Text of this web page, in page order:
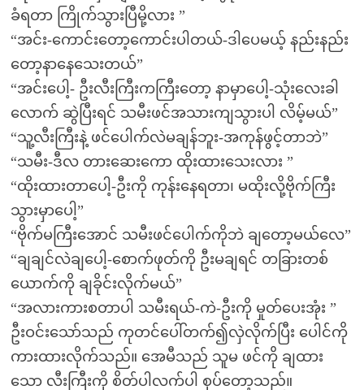
ခံရတာ ကြိုက်သွားပြီမို့လား ”
“အင်း-ကောင်းတော့ကောင်းပါတယ်-ဒါပေမယ့် နည်းနည်း
တော့နာနေသေးတယ်”
“အင်းပေါ့- ဦးလီးကြီးကကြီးတော့ နာမှာပေါ့-သုံးလေးခါ
လောက် ဆွဲပြီးရင် သမီးဖင်အသားကျသွားပါ လိမ့်မယ်”
“သူ့လီးကြီးနဲ့ ဖင်ပေါက်လဲမချန်ဘူး-အကုန်ဖွင့်တာဘဲ”
“သမီး-ဒီလ တားဆေးကော ထိုးထားသေးလား ”
“ထိုးထားတာပေါ့-ဦးကို ကုန်းနေရတာ၊ မထိုးလို့ဗိုက်ကြီး
သွားမှာပေါ့”
“ဗိုက်မကြီးအောင် သမီးဖင်ပေါက်ကိုဘဲ ချတော့မယ်လေ”
“ချချင်လဲချပေါ့-စောက်ဖုတ်ကို ဦးမချရင် တခြားတစ်
ယောက်ကို ချခိုင်းလိုက်မယ်”
“အလားကားစတာပါ သမီးရယ်-ကဲ-ဦးကို မှုတ်ပေးအုံး ”
ဦးဝင်းသော်သည် ကုတင်ပေါ်တက်၍လှဲလိုက်ပြီး ပေါင်ကို
ကားထားလိုက်သည်။ အေမီသည် သူမ ဖင်ကို ချထား
သော လီးကြီးကို စိတ်ပါလက်ပါ စုပ်တော့သည်။